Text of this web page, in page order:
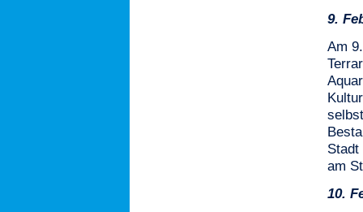
9.
Am
am
10.